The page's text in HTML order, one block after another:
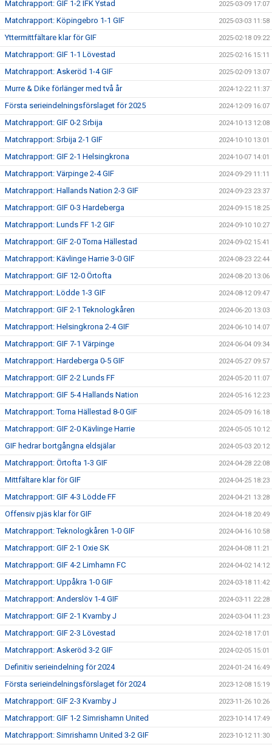
Matchrapport: GIF 1-2 IFK Ystad 2025-03-09 17:07
Matchrapport: Köpingebro 1-1 GIF 2025-03-03 11:58
Yttermittfältare klar för GIF 2025-02-18 09:22
Matchrapport: GIF 1-1 Lövestad 2025-02-16 15:11
Matchrapport: Askeröd 1-4 GIF 2025-02-09 13:07
Murre & Dike förlänger med två år 2024-12-22 11:37
Första serieindelningsförslaget för 2025 2024-12-09 16:07
Matchrapport: GIF 0-2 Srbija 2024-10-13 12:08
Matchrapport: Srbija 2-1 GIF 2024-10-10 13:01
Matchrapport: GIF 2-1 Helsingkrona 2024-10-07 14:01
Matchrapport: Värpinge 2-4 GIF 2024-09-29 11:11
Matchrapport: Hallands Nation 2-3 GIF 2024-09-23 23:37
Matchrapport: GIF 0-3 Hardeberga 2024-09-15 18:25
Matchrapport: Lunds FF 1-2 GIF 2024-09-10 10:27
Matchrapport: GIF 2-0 Torna Hällestad 2024-09-02 15:41
Matchrapport: Kävlinge Harrie 3-0 GIF 2024-08-23 22:44
Matchrapport: GIF 12-0 Örtofta 2024-08-20 13:06
Matchrapport: Lödde 1-3 GIF 2024-08-12 09:47
Matchrapport: GIF 2-1 Teknologkåren 2024-06-20 13:03
Matchrapport: Helsingkrona 2-4 GIF 2024-06-10 14:07
Matchrapport: GIF 7-1 Värpinge 2024-06-04 09:34
Matchrapport: Hardeberga 0-5 GIF 2024-05-27 09:57
Matchrapport: GIF 2-2 Lunds FF 2024-05-20 11:07
Matchrapport: GIF 5-4 Hallands Nation 2024-05-16 12:23
Matchrapport: Torna Hällestad 8-0 GIF 2024-05-09 16:18
Matchrapport: GIF 2-0 Kävlinge Harrie 2024-05-05 10:12
GIF hedrar bortgångna eldsjälar 2024-05-03 20:12
Matchrapport: Örtofta 1-3 GIF 2024-04-28 22:08
Mittfältare klar för GIF 2024-04-25 18:23
Matchrapport: GIF 4-3 Lödde FF 2024-04-21 13:28
Offensiv pjäs klar för GIF 2024-04-18 20:49
Matchrapport: Teknologkåren 1-0 GIF 2024-04-16 10:58
Matchrapport: GIF 2-1 Oxie SK 2024-04-08 11:21
Matchrapport: GIF 4-2 Limhamn FC 2024-04-02 14:12
Matchrapport: Uppåkra 1-0 GIF 2024-03-18 11:42
Matchrapport: Anderslöv 1-4 GIF 2024-03-11 22:28
Matchrapport: GIF 2-1 Kvarnby J 2024-03-04 11:23
Matchrapport: GIF 2-3 Lövestad 2024-02-18 17:01
Matchrapport: Askeröd 3-2 GIF 2024-02-05 15:01
Definitiv serieindelning för 2024 2024-01-24 16:49
Första serieindelningsförslaget för 2024 2023-12-08 15:19
Matchrapport: GIF 2-3 Kvarnby J 2023-11-26 10:26
Matchrapport: GIF 1-2 Simrishamn United 2023-10-14 17:49
Matchrapport: Simrishamn United 3-2 GIF 2023-10-12 11:30